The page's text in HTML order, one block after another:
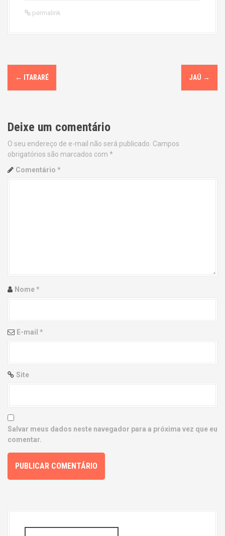
permalink
P
o
t
n
a
i
n
← ITARARÉ JAÚ →
Deixe um comentário
O seu endereço de e-mail não será publicado. Campos
obrigatórios são marcados com *
Comentário *
Nome*
E-mail *
Site
Salvar meus dados neste navegador para a próxima vez que eu
comentar.